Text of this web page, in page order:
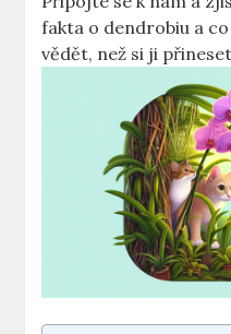
fakta o dendrobiu a
vědět, než si ji